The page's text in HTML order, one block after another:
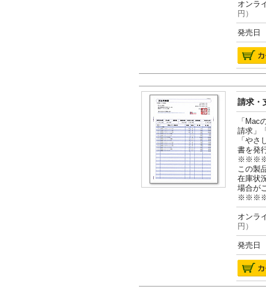
オン
円）
発売日
請求・
「Mac
請求」
「や
書を発
この製
在庫状
場合が
オン
円）
発売日